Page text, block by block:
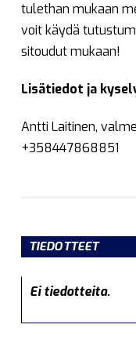
tulethan mukaan
voit käydä
sitoudut mukaan!
Lisätiedot ja
Antti Laitinen,
+358447868851
TIEDOTTEET
Ei tiedotteita.